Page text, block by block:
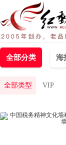
全部分类 海
全部类型 VIP